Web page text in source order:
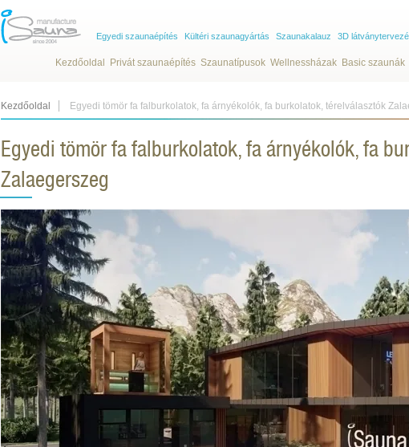
Egyedi szaunaépítés Kültéri szaunagyártás Szaunakalauz 3D
Kezdőoldal Privát szaunaépítés Szaunatípusok Wellnessházak Basic szaunák
Kezdőoldal Egyedi tömör fa falburkolatok, fa árnyékolók, fa burkolatok, térelválasztók
Egyedi tömör fa falburkolatok, fa árnyékolók, fa
Zalaegerszeg